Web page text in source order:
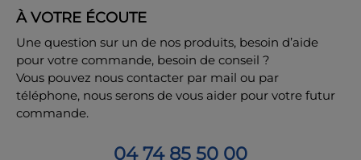
À VOTRE ÉCOUTE
Une question sur un de nos produits, besoin d’aide
pour votre commande, besoin de conseil ?
Vous pouvez nous contacter par mail ou par
téléphone, nous serons de vous aider pour votre futur
commande.
04 74 85 50 00